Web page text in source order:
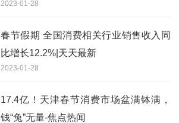
2023-01-28
春节假期 全国消费相关行业销售收入同
比增长12.2%|天天最新
2023-01-28
17.4亿！天津春节消费市场盆满钵满，
钱“兔”无量-焦点热闻